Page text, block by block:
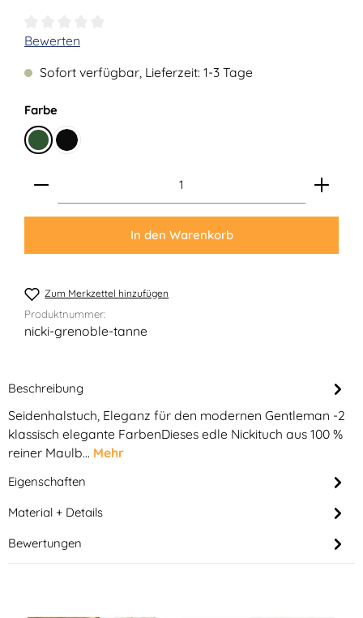
Durchschnittliche Bewertung von 0 von 5 Sternen
Bewerten
Sofort verfügbar, Lieferzeit: 1-3 Tage
Farbeauswählen
TanneSchwarz
Produkt Anzahl: Gib den gewünschten Wert ein
In den Warenkorb
Zum Merkzettel hinzufügen
Produktnummer:
nicki-grenoble-tanne
Beschreibung
Seidenhalstuch, Eleganz für den modernen Gentleman -2
klassisch elegante FarbenDieses edle Nickituch aus 100 %
reiner Maulb… Mehr
Eigenschaften
Material + Details
Bewertungen